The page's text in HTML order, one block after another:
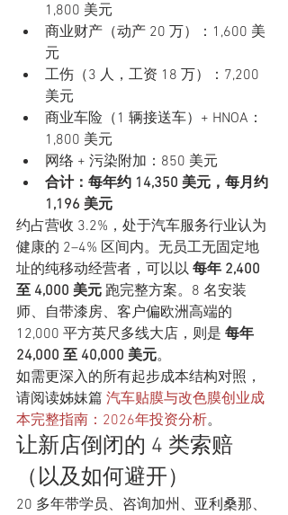
1,800 美元
商业财产（动产 20 万）：1,600 美
元
工伤（3 人，工资 18 万）：7,200
美元
商业车险（1 辆接送车）+ HNOA：
1,800 美元
网络 + 污染附加：850 美元
合计：每年约 14,350 美元，每月约
1,196 美元
约占营收 3.2%，处于汽车服务行业认为
健康的 2–4% 区间内。无员工无固定地
址的纯移动经营者，可以以 每年 2,400
至 4,000 美元 跑完整方案。8 名安装
师、自带漆房、客户偏欧洲高端的
12,000 平方英尺多线大店，则是 每年
24,000 至 40,000 美元。
如需更深入的所有起步成本结构对照，
请阅读姊妹篇 汽车贴膜与改色膜创业成
本完整指南：2026年投资分析。
让新店倒闭的 4 类索赔
（以及如何避开）
20 多年带学员、咨询加州、亚利桑那、